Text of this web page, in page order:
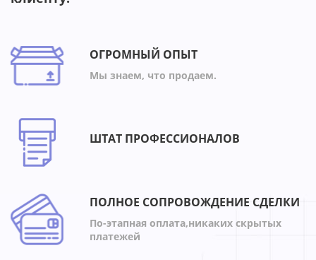
ОГРОМНЫЙ ОПЫТ
Мы знаем, что продаем.
ШТАТ ПРОФЕССИОНАЛОВ
ПОЛНОЕ СОПРОВОЖДЕНИЕ СДЕЛКИ
По-этапная оплата,никаких скрытых
платежей